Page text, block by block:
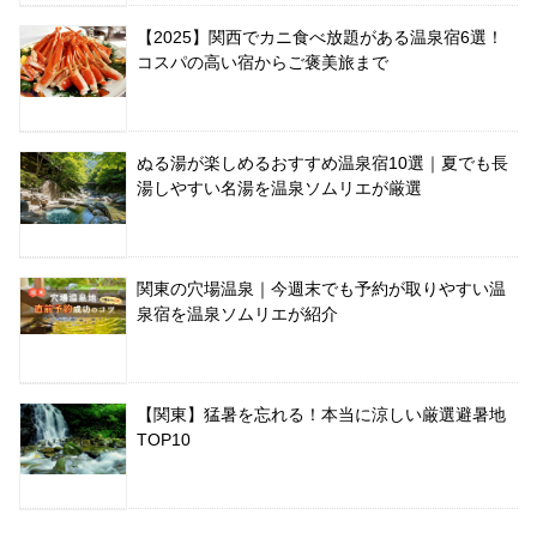
【2025】関西でカニ食べ放題がある温泉宿6選！
コスパの高い宿からご褒美旅まで
ぬる湯が楽しめるおすすめ温泉宿10選｜夏でも長
湯しやすい名湯を温泉ソムリエが厳選
関東の穴場温泉｜今週末でも予約が取りやすい温
泉宿を温泉ソムリエが紹介
【関東】猛暑を忘れる！本当に涼しい厳選避暑地
TOP10